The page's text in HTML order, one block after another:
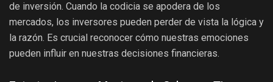
de inversión. Cuando la codicia se apodera de los
mercados, los inversores pueden perder de vista la lógica y
la razón. Es crucial reconocer cómo nuestras emociones
pueden influir en nuestras decisiones financieras.